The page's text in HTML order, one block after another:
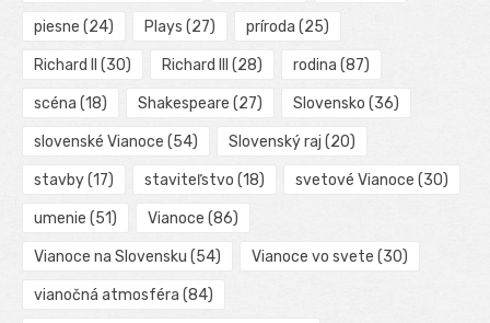
piesne (24) Plays (27) príroda (25)
Richard II (30) Richard III (28) rodina (87)
scéna (18) Shakespeare (27) Slovensko (36)
slovenské Vianoce (54) Slovenský raj (20)
stavby(17) staviteľstvo (18) svetové Vianoce (30)
umenie (51) Vianoce (86)
Vianoce na Slovensku (54) Vianoce vo svete (30)
vianočná atmosféra (84)